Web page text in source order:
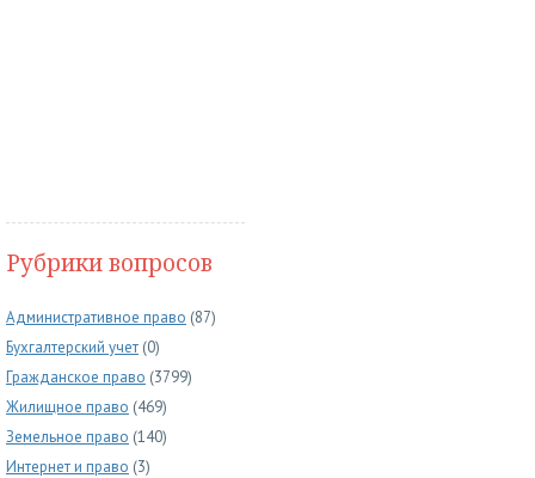
Рубрики вопросов
Административное право (87)
Бухгалтерский учет (0)
Гражданское право (3799)
Жилищное право (469)
Земельное право (140)
Интернет и право (3)